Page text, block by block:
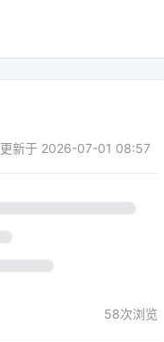
更新于 2026-07-01 08:57
58次浏览